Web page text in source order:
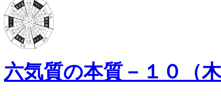
六気質の本質－１０（